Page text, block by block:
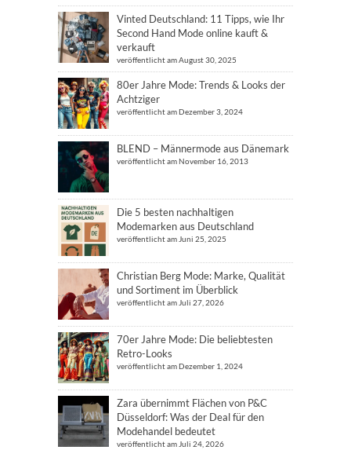
Vinted Deutschland: 11 Tipps, wie Ihr
Second Hand Mode online kauft &
verkauft
veröffentlicht am August 30, 2025
80er Jahre Mode: Trends & Looks der
Achtziger
veröffentlicht am Dezember 3, 2024
BLEND – Männermode aus Dänemark
veröffentlicht am November 16, 2013
Die 5 besten nachhaltigen
Modemarken aus Deutschland
veröffentlicht am Juni 25, 2025
Christian Berg Mode: Marke, Qualität
und Sortiment im Überblick
veröffentlicht am Juli 27, 2026
70er Jahre Mode: Die beliebtesten
Retro-Looks
veröffentlicht am Dezember 1, 2024
Zara übernimmt Flächen von P&C
Düsseldorf: Was der Deal für den
Modehandel bedeutet
veröffentlicht am Juli 24, 2026